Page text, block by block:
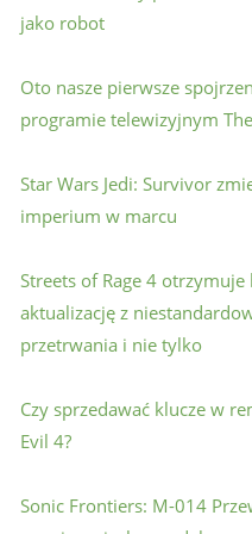
jako robot
Oto nasze pierwsze
programie telewizyjnym
Star Wars Jedi: Survivor
imperium w marcu
Streets of Rage 4 otrzymuje
aktualizację z
przetrwania i nie tylko
Czy sprzedawać klucze w
Evil 4?
Sonic Frontiers: M-014